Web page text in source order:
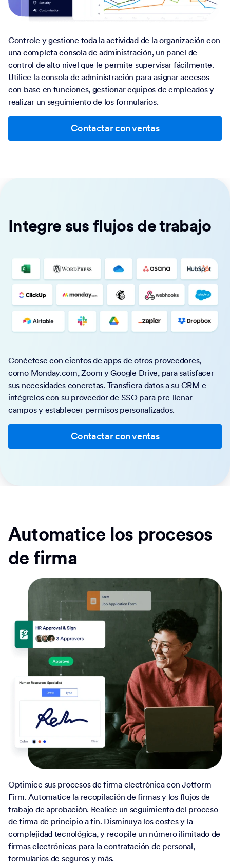
Controle y gestione toda la actividad de la organización con
una completa consola de administración, un panel de
control de alto nivel que le permite supervisar fácilmente.
Utilice la consola de administración para asignar accesos
con base en funciones, gestionar equipos de empleados y
realizar un seguimiento de los formularios.
Contactar con ventas
Integre sus flujos de trabajo
Conéctese con cientos de apps de otros proveedores,
como Monday.com, Zoom y Google Drive, para satisfacer
sus necesidades concretas. Transfiera datos a su CRM e
intégrelos con su proveedor de SSO para pre-llenar
campos y establecer permisos personalizados.
Contactar con ventas
Automatice los procesos
de firma
Optimice sus procesos de firma electrónica con Jotform
Firm. Automatice la recopilación de firmas y los flujos de
trabajo de aprobación. Realice un seguimiento del proceso
de firma de principio a fin. Disminuya los costes y la
complejidad tecnológica, y recopile un número ilimitado de
firmas electrónicas para la contratación de personal,
formularios de seguros y más.